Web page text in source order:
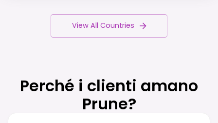
View All Countries
Perché i clienti amano
Prune?